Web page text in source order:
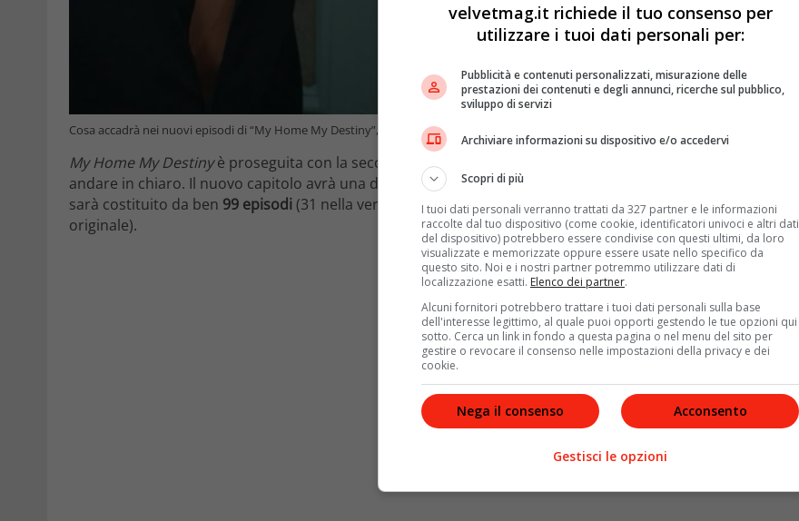
Cosa accadrà nei nuovi episodi di “My Home My Destiny”, dal 23 al 27 ottobre – VelvetMag
My Home My Destinyè proseguita con la seconda stagione distribuita direttamente in streaming, senza
andare in chiaro. Il nuovo capitolo avrà una durata maggiore rispetto al precedente, dal momento che
sarà costituito da ben 99 episodi(31 nella versione originale) a fronte dei39 episodi(12 nel formato
originale).
velvetmag.it richiede il tuo consenso per
utilizzare i tuoi dati personali per:
Pubblicità e contenuti personalizzati, misurazione delle
prestazioni dei contenuti e degli annunci, ricerche sul pubblico,
sviluppo di servizi
Archiviare informazioni su dispositivo e/o accedervi
Scopri di più
I tuoi dati personali verranno trattati da 327 partner e le informazioni
raccolte dal tuo dispositivo (come cookie, identificatori univoci e altri dati
del dispositivo) potrebbero essere condivise con questi ultimi, da loro
visualizzate e memorizzate oppure essere usate nello specifico da
questo sito. Noi e i nostri partner potremmo utilizzare dati di
localizzazione esatti. Elenco dei partner.
Alcuni fornitori potrebbero trattare i tuoi dati personali sulla base
dell'interesse legittimo, al quale puoi opporti gestendo le tue opzioni qui
sotto. Cerca un link in fondo a questa pagina o nel menu del sito per
gestire o revocare il consenso nelle impostazioni della privacy e dei
cookie.
Acconsento
Nega il consenso
Gestisci le opzioni